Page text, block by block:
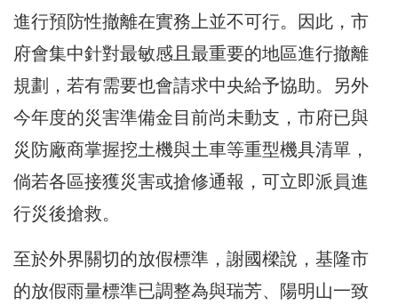
進行預防性撤離在實務上並不可行。因此，市
府會集中針對最敏感且最重要的地區進行撤離
規劃，若有需要也會請求中央給予協助。另外
今年度的災害準備金目前尚未動支，市府已與
災防廠商掌握挖土機與土車等重型機具清單，
倘若各區接獲災害或搶修通報，可立即派員進
行災後搶救。
至於外界關切的放假標準，謝國樑說，基隆市
的放假雨量標準已調整為與瑞芳、陽明山一致